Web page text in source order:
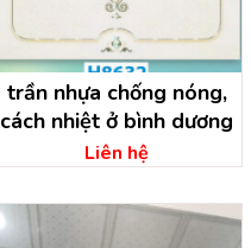
trần nhựa chống nóng,
cách nhiệt ở bình dương
Liên hệ